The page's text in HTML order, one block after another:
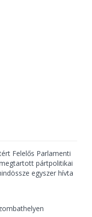
Felelős Parlamenti
pártpolitikai
egyszer hívta